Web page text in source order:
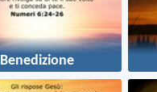
Benedizione